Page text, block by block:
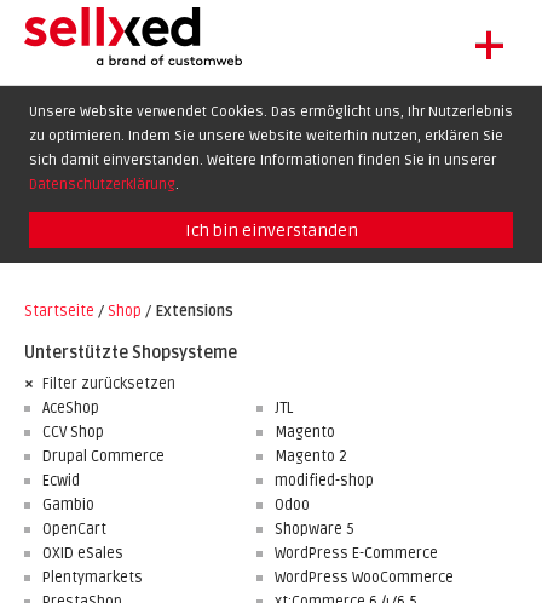
+
DE EN
EXTENSIONS
SHOWCASE
SUPPORT
ABOUT
Unsere Website verwendet Cookies. Das ermöglicht uns, Ihr Nutzerlebnis
zu optimieren. Indem Sie unsere Website weiterhin nutzen, erklären Sie
sich damit einverstanden. Weitere Informationen finden Sie in unserer
Datenschutzerklärung.
Ich bin einverstanden
Startseite / Shop / Extensions
Unterstützte Shopsysteme
Filter zurücksetzen
AceShop
CCV Shop
Drupal Commerce
Ecwid
Gambio
JTL
Magento
Magento 2
modified-shop
Odoo
OpenCart
OXID eSales
Plentymarkets
Shopware 5
WordPress E-Commerce
WordPress WooCommerce